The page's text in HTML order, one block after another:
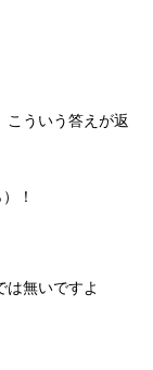
こういう答えが返
！
は無いですよ